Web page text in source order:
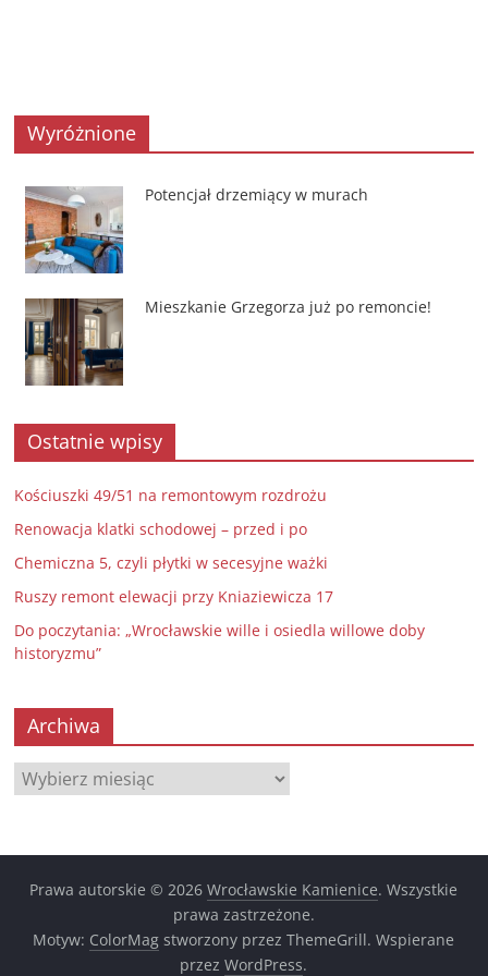
Wyróżnione
Potencjał drzemiący w murach
Mieszkanie Grzegorza już po remoncie!
Ostatnie wpisy
Kościuszki 49/51 na remontowym rozdrożu
Renowacja klatki schodowej – przed i po
Chemiczna 5, czyli płytki w secesyjne ważki
Ruszy remont elewacji przy Kniaziewicza 17
Do poczytania: „Wrocławskie wille i osiedla willowe doby
historyzmu”
Archiwa
Archiwa
Prawa autorskie © 2026Wrocławskie Kamienice. Wszystkie
prawa zastrzeżone.
Motyw: ColorMag stworzony przez ThemeGrill. Wspierane
przezWordPress.